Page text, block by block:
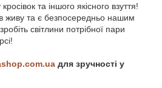
та іншого якісного взуття!
в живу та є безпосередньо нашим
світлини потрібної пари
для зручності у